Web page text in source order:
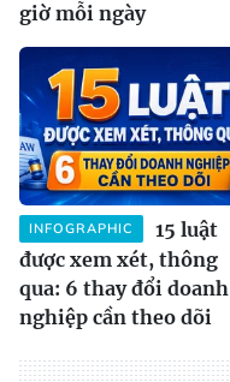
giờ mỗi ngày
INFOGRAPHIC
15 luật
được xem xét, thông
qua: 6 thay đổi doanh
nghiệp cần theo dõi